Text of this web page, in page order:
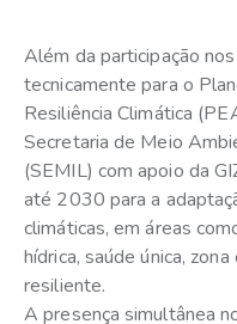
Além da participação
tecnicamente para o
Resiliência Climática
Secretaria de Meio
(SEMIL) com apoio da
até 2030 para a
climáticas, em áreas
hídrica, saúde única,
resiliente.
A presença simultânea